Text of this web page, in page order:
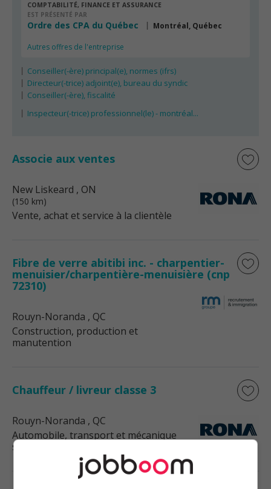
COMPTABILITÉ, FINANCE ET ASSURANCE
EST PRÉSENTÉ PAR
Ordre des CPA du Québec Montréal, Québec
Autres offres de l'entreprise
Conseiller(-ère) principal(e), normes (ifrs)
Directeur(-trice) adjoint(e), bureau du syndic
Conseiller(-ère), fiscalité
Inspecteur(-trice) professionnel(le) - montréal...
Associe aux ventes
New Liskeard , ON
(150 km)
Vente, achat et service à la clientèle
Fibre de verre abitibi inc. - charpentier-
menuisier/charpentière-menuisière (cnp
72310)
Rouyn-Noranda , QC
Construction, production et
manutention
Chauffeur / livreur classe 3
Rouyn-Noranda , QC
Automobile, transport et mécanique
spécialisée